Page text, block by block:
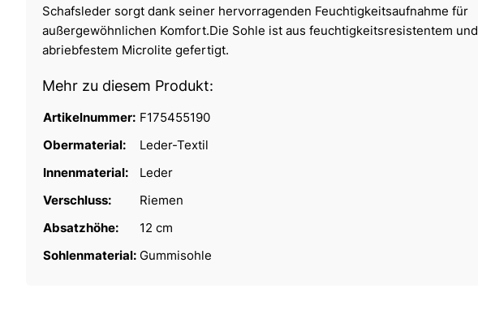
Schafsleder sorgt dank seiner hervorragenden Feuchtigkeitsaufnahme für
außergewöhnlichen Komfort.Die Sohle ist aus feuchtigkeitsresistentem und
abriebfestem Microlite gefertigt.
Mehr zu diesem Produkt:
Artikelnummer: F175455190
Obermaterial:
Leder-Textil
Innenmaterial:
Leder
Verschluss:
Riemen
Absatzhöhe:
12 cm
Sohlenmaterial: Gummisohle